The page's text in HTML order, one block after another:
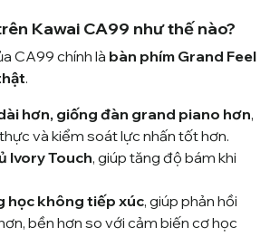
Kawai CA99 như thế nào?
CA99 chính là bàn phím Grand Feel
.
hơn, giống đàn grand piano hơn,
và kiểm soát lực nhấn tốt hơn.
Ivory Touch, giúp tăng độ bám khi
học không tiếp xúc, giúp phản hồi
bền hơn so với cảm biến cơ học